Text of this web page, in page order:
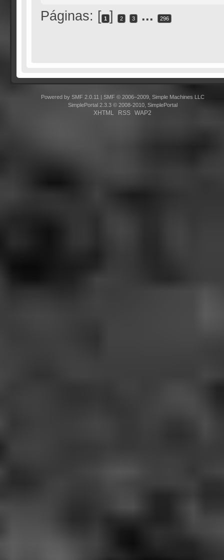
Páginas: [ 1 ] 2 3 ... 296
Powered by SMF 2.0.11
SMF © 2006–2009, Simple Machines LLC
SimplePortal 2.3.3 © 2008-2010, SimplePortal
XHTML RSS WAP2